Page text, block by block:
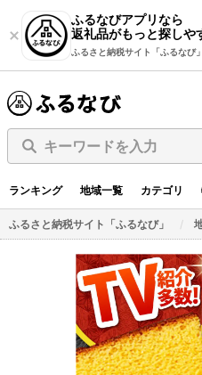
ふるなびアプリなら
返礼品がもっと探しや
ふるさと納税サイト「ふるなび」
キーワードを入力
ランキング 地域一覧 カテゴリ
ふるさと納税サイト「ふるなび」